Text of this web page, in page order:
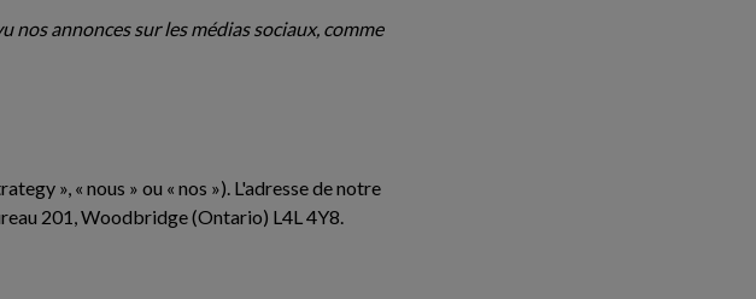
nos annonces sur les médias sociaux, comme
», « nous » ou « nos »). L'adresse de notre
201, Woodbridge (Ontario) L4L 4Y8.